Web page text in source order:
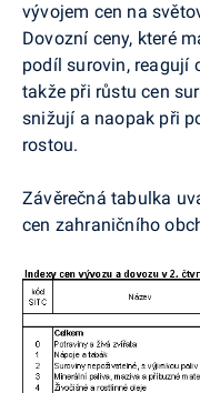
vývojem cen na
Dovozní ceny, které
podíl surovin, reagují
takže při růstu cen
snižují a naopak při
rostou.
Závěrečná tabulka
cen zahraničního